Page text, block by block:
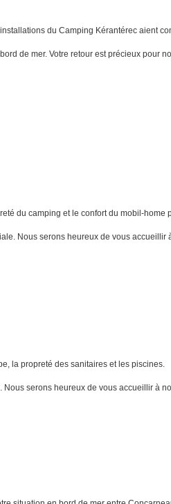
du Camping Kérantérec aient
de mer. Votre retour est précieux pour
du camping et le confort du mobil-home
Nous serons heureux de vous
la propreté des sanitaires et les piscines.
serons heureux de vous accueillir à